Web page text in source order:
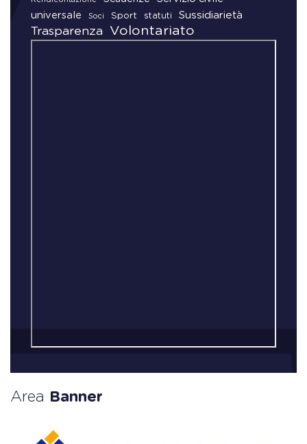
universale
Soci Sport statuti Sussidiarietà
Trasparenza Volontariato
Area Banner